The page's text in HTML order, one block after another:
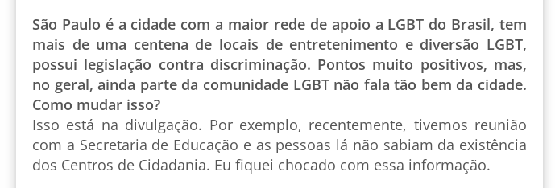
São Paulo é a cidade com a maior rede de apoio a LGBT do Brasil, tem
mais de uma centena de locais de entretenimento e diversão LGBT,
possui legislação contra discriminação. Pontos muito positivos, mas,
no geral, ainda parte da comunidade LGBT não fala tão bem da cidade.
Como mudar isso?
Isso está na divulgação. Por exemplo, recentemente, tivemos reunião
com a Secretaria de Educação e as pessoas lá não sabiam da existência
dos Centros de Cidadania. Eu fiquei chocado com essa informação.